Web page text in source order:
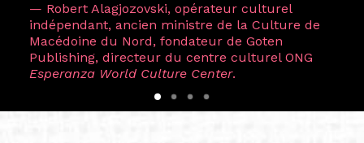
— Robert Alagjozovski, opérateur culturel
indépendant, ancien ministre de la Culture de
Macédoine du Nord, fondateur de Goten
Publishing, directeur du centre culturel ONG
Esperanza World Culture Center.